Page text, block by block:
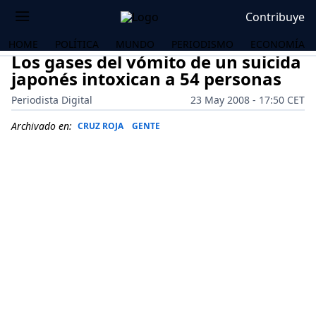
Contribuye
HOME POLÍTICA MUNDO PERIODISMO ECONOMÍA
Los gases del vómito de un suicida
japonés intoxican a 54 personas
Periodista Digital
23 May 2008 - 17:50 CET
Archivado en: CRUZ ROJA GENTE